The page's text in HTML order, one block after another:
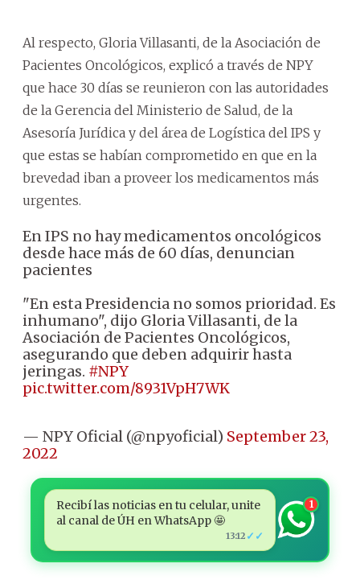
Al respecto, Gloria Villasanti, de la Asociación de
Pacientes Oncológicos, explicó a través de NPY
que hace 30 días se reunieron con las autoridades
de la Gerencia del Ministerio de Salud, de la
Asesoría Jurídica y del área de Logística del IPS y
que estas se habían comprometido en que en la
brevedad iban a proveer los medicamentos más
urgentes.
En IPS no hay medicamentos oncológicos
desde hace más de 60 días, denuncian
pacientes
"En esta Presidencia no somos prioridad. Es
inhumano", dijo Gloria Villasanti, de la
Asociación de Pacientes Oncológicos,
asegurando que deben adquirir hasta
jeringas. #NPY
pic.twitter.com/8931VpH7WK
— NPY Oficial (@npyoficial) September 23,
2022
Recibí las noticias en tu celular, unite
al canal de ÚH en WhatsApp 🤩
13:12 ✓✓
1